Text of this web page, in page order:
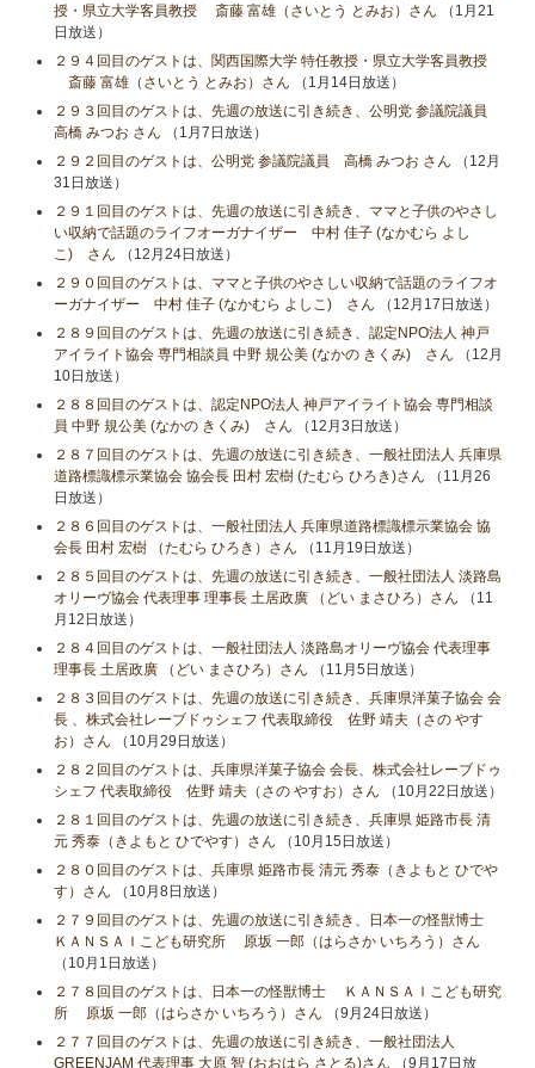
授・県立大学客員教授 斎藤 富雄（さいとう とみお）さん （1月21
日放送）
２９４回目のゲストは、関西国際大学 特任教授・県立大学客員教授
斎藤 富雄（さいとう とみお）さん （1月14日放送）
２９３回目のゲストは、先週の放送に引き続き、公明党 参議院議員
高橋 みつお さん （1月7日放送）
２９２回目のゲストは、公明党 参議院議員 高橋 みつお さん （12月
31日放送）
２９１回目のゲストは、先週の放送に引き続き、ママと子供のやさし
い収納で話題のライフオーガナイザー 中村 佳子 (なかむら よし
こ) さん （12月24日放送）
２９０回目のゲストは、ママと子供のやさしい収納で話題のライフオ
ーガナイザー 中村 佳子 (なかむら よしこ) さん （12月17日放送）
２８９回目のゲストは、先週の放送に引き続き、認定NPO法人 神戸
アイライト協会 専門相談員 中野 規公美 (なかの きくみ) さん （12月
10日放送）
２８８回目のゲストは、認定NPO法人 神戸アイライト協会 専門相談
員 中野 規公美 (なかの きくみ) さん （12月3日放送）
２８７回目のゲストは、先週の放送に引き続き、一般社団法人 兵庫県
道路標識標示業協会 協会長 田村 宏樹 (たむら ひろき)さん （11月26
日放送）
２８６回目のゲストは、一般社団法人 兵庫県道路標識標示業協会 協
会長 田村 宏樹 （たむら ひろき）さん （11月19日放送）
２８５回目のゲストは、先週の放送に引き続き、一般社団法人 淡路島
オリーヴ協会 代表理事 理事長 土居政廣 （どい まさひろ）さん （11
月12日放送）
２８４回目のゲストは、一般社団法人 淡路島オリーヴ協会 代表理事
理事長 土居政廣 （どい まさひろ）さん （11月5日放送）
２８３回目のゲストは、先週の放送に引き続き、兵庫県洋菓子協会 会
長 、株式会社レーブドゥシェフ 代表取締役 佐野 靖夫（さの やす
お）さん （10月29日放送）
２８２回目のゲストは、兵庫県洋菓子協会 会長、株式会社レーブドゥ
シェフ 代表取締役 佐野 靖夫（さの やすお）さん （10月22日放送）
２８１回目のゲストは、先週の放送に引き続き、兵庫県 姫路市長 清
元 秀泰（きよもと ひでやす）さん （10月15日放送）
２８０回目のゲストは、兵庫県 姫路市長 清元 秀泰（きよもと ひでや
す）さん （10月8日放送）
２７９回目のゲストは、先週の放送に引き続き、日本一の怪獣博士
ＫＡＮＳＡＩこども研究所 原坂 一郎（はらさか いちろう）さん
（10月1日放送）
２７８回目のゲストは、日本一の怪獣博士 ＫＡＮＳＡＩこども研究
所 原坂 一郎（はらさか いちろう）さん （9月24日放送）
２７７回目のゲストは、先週の放送に引き続き、一般社団法人
GREENJAM 代表理事 大原 智 (おおはら さとる)さん （9月17日放